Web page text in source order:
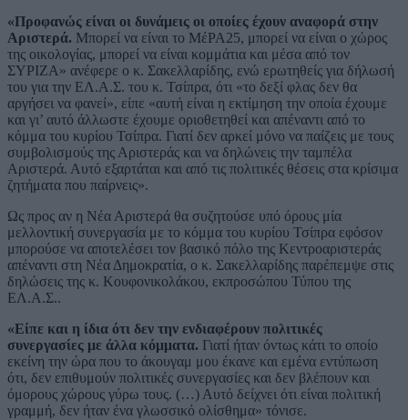
«Προφανώς είναι οι δυνάμεις οι οποίες έχουν αναφορά στην
Αριστερά. Μπορεί να είναι το ΜέΡΑ25, μπορεί να είναι ο χώρος
της οικολογίας, μπορεί να είναι κομμάτια και μέσα από τον
ΣΥΡΙΖΑ» ανέφερε ο κ. Σακελλαρίδης, ενώ ερωτηθείς για δήλωσή
του για την ΕΛ.Α.Σ. του κ. Τσίπρα, ότι «το δεξί φλας δεν θα
αργήσει να φανεί», είπε «αυτή είναι η εκτίμηση την οποία έχουμε
και γι’ αυτό άλλωστε έχουμε οριοθετηθεί και απέναντι από το
κόμμα του κυρίου Τσίπρα. Γιατί δεν αρκεί μόνο να παίζεις με τους
συμβολισμούς της Αριστεράς και να δηλώνεις την ταμπέλα
Αριστερά. Αυτό εξαρτάται και από τις πολιτικές θέσεις στα κρίσιμα
ζητήματα που παίρνεις».
Ως προς αν η Νέα Αριστερά θα συζητούσε υπό όρους μία
μελλοντική συνεργασία με το κόμμα του κυρίου Τσίπρα εφόσον
μπορούσε να αποτελέσει τον βασικό πόλο της Κεντροαριστεράς
απέναντι στη Νέα Δημοκρατία, ο κ. Σακελλαρίδης παρέπεμψε στις
δηλώσεις της κ. Κουφονικολάκου, εκπροσώπου Τύπου της
ΕΛ.Α.Σ..
«Είπε και η ίδια ότι δεν την ενδιαφέρουν πολιτικές
συνεργασίες με άλλα κόμματα. Γιατί ήταν όντως κάτι το οποίο
εκείνη την ώρα που το άκουγαμ μου έκανε και εμένα εντύπωση
ότι, δεν επιθυμούν πολιτικές συνεργασίες και δεν βλέπουν και
όμορους χώρους γύρω τους. (…) Αυτό δείχνει ότι είναι πολιτική
γραμμή, δεν ήταν ένα γλωσσικό ολίσθημα» τόνισε.